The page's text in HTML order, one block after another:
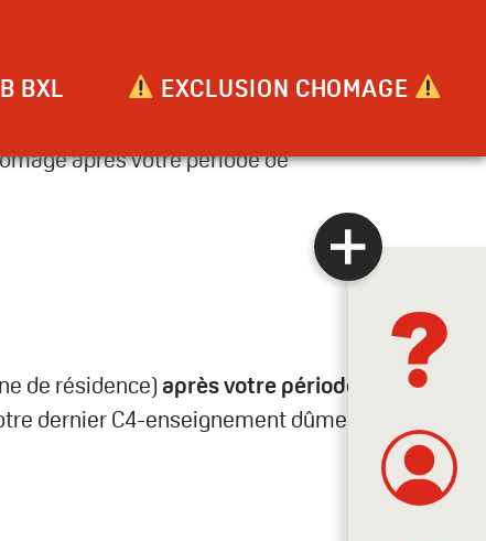
BXL EXCLUSION CHOMAGE
après votre période de
de résidence)après votre période de
dernier C4-enseignement dûment complété,